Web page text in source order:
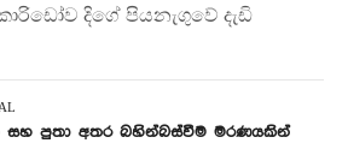
දිගේ පියනැගුවේ දැඩි
සහ පුතා අතර බහින්බස්වීම මරණයකින්